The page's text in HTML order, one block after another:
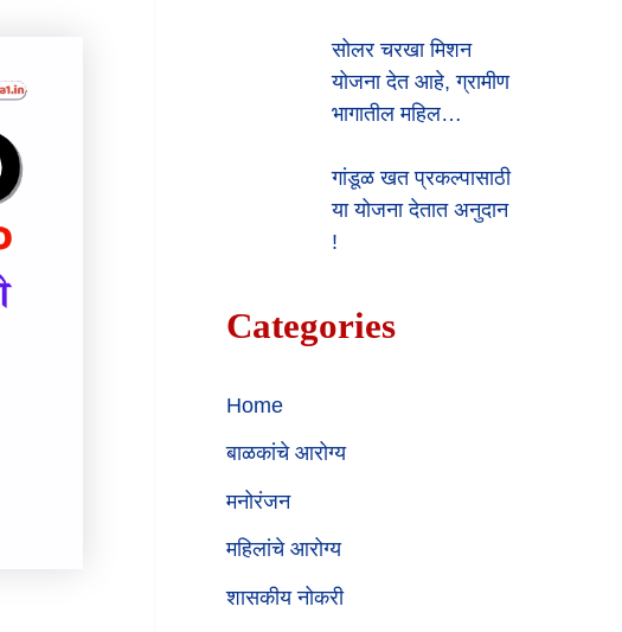
सोलर चरखा मिशन
योजना देत आहे, ग्रामीण
भागातील महिल…
गांडूळ खत प्रकल्पासाठी
या योजना देतात अनुदान
!
Categories
Home
बाळकांचे आरोग्य
मनोरंजन
महिलांचे आरोग्य
शासकीय नोकरी